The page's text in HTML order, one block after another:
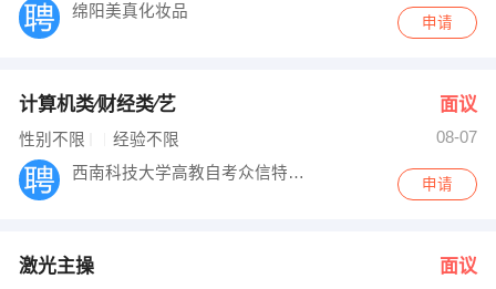
绵阳美真化妆品
申请
计算机类∕财经类∕艺 面议
性别不限 经验不限
08-07
西南科技大学高教自考众信特色教育
申请
激光主操 面议